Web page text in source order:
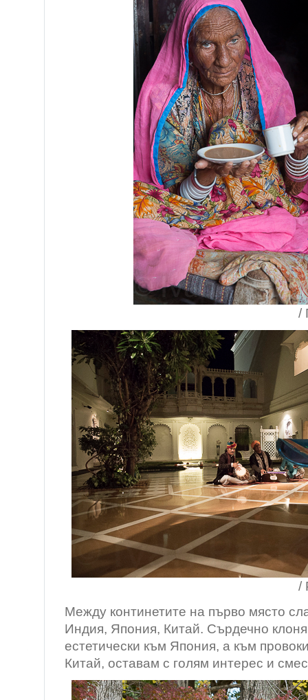
/ Гужарат,
/ Раджастан,
Между континетите на първо място
Индия, Япония, Китай. Сърдечно
естетически към Япония, а към
Китай, оставам с голям интерес и